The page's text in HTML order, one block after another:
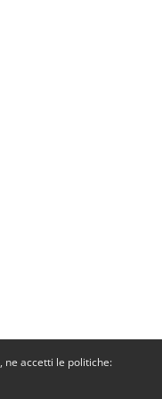
ne accetti le politiche: